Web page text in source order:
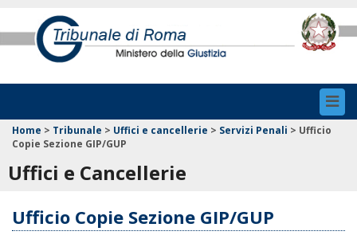
Home > Tribunale > Uffici e cancellerie > Servizi Penali > Ufficio
Copie Sezione GIP/GUP
Uffici e Cancellerie
Ufficio Copie Sezione GIP/GUP